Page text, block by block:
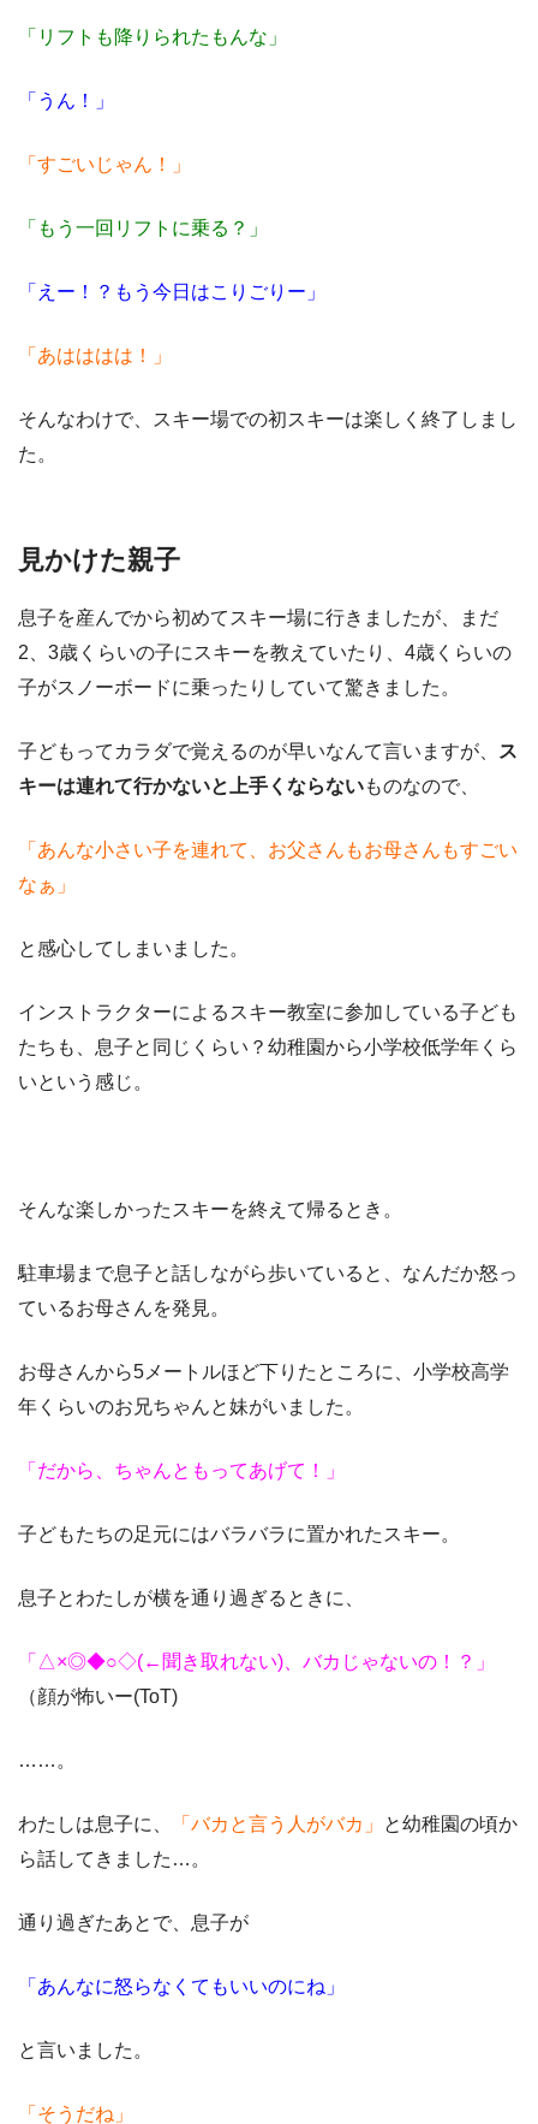
「リフトも降りられたもんな」
「うん！」
「すごいじゃん！」
「もう一回リフトに乗る？」
「えー！？もう今日はこりごりー」
「あはははは！」
そんなわけで、スキー場での初スキーは楽しく終了しまし
た。
見かけた親子
息子を産んでから初めてスキー場に行きましたが、まだ
2、3歳くらいの子にスキーを教えていたり、4歳くらいの
子がスノーボードに乗ったりしていて驚きました。
子どもってカラダで覚えるのが早いなんて言いますが、
ス
キーは連れて行かないと上手くならないものなので、
「あんな小さい子を連れて、お父さんもお母さんもすごい
なぁ」
と感心してしまいました。
インストラクターによるスキー教室に参加している子ども
たちも、息子と同じくらい？幼稚園から小学校低学年くら
いという感じ。
そんな楽しかったスキーを終えて帰るとき。
駐車場まで息子と話しながら歩いていると、なんだか怒っ
ているお母さんを発見。
お母さんから5メートルほど下りたところに、小学校高学
年くらいのお兄ちゃんと妹がいました。
「だから、ちゃんともってあげて！」
子どもたちの足元にはバラバラに置かれたスキー。
息子とわたしが横を通り過ぎるときに、
「△×◎◆○◇(←聞き取れない)、バカじゃないの！？」
（顔が怖いー(ToT)
……。
わたしは息子に、 「バカと言う人がバカ」
と幼稚園の頃か
ら話してきました…。
通り過ぎたあとで、息子が
「あんなに怒らなくてもいいのにね」
と言いました。
「そうだね」